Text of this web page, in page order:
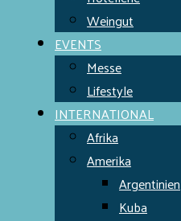
Weingut
EVENTS
Messe
Lifestyle
INTERNATIONAL
Afrika
Amerika
Argentinien
Kuba